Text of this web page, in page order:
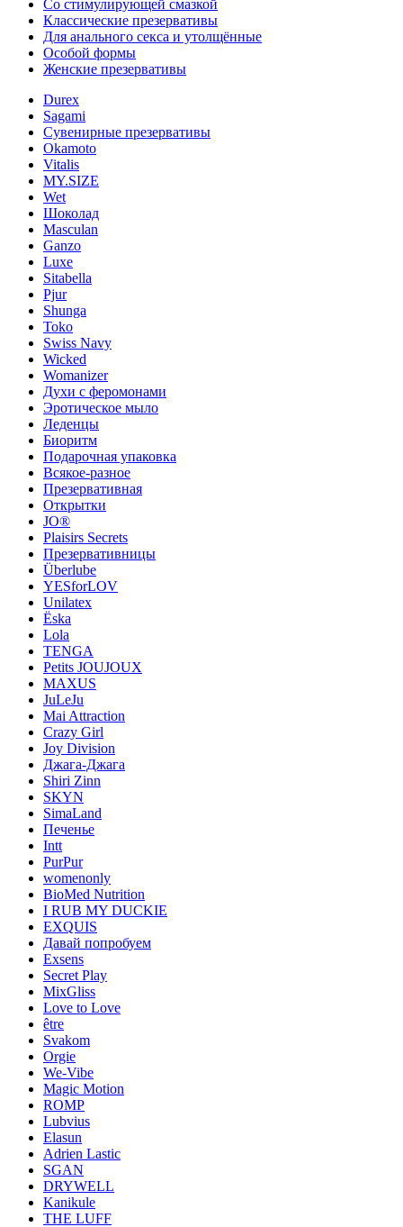
Со стимулирующей смазкой
Классические презервативы
Для анального секса и утолщённые
Особой формы
Женские презервативы
Durex
Sagami
Сувенирные презервативы
Okamoto
Vitalis
MY.SIZE
Wet
Шоколад
Masculan
Ganzo
Luxe
Sitabella
Pjur
Shunga
Toko
Swiss Navy
Wicked
Womanizer
Духи с феромонами
Эротическое мыло
Леденцы
Биоритм
Подарочная упаковка
Всякое-разное
Презервативная
Открытки
JO®
Plaisirs Secrets
Презервативницы
Überlube
YESforLOV
Unilatex
Ёska
Lola
TENGA
Petits JOUJOUX
MAXUS
JuLeJu
Mai Attraction
Crazy Girl
Joy Division
Джага-Джага
Shiri Zinn
SKYN
SimaLand
Печенье
Intt
PurPur
womenonly
BioMed Nutrition
I RUB MY DUCKIE
EXQUIS
Давай попробуем
Exsens
Secret Play
MixGliss
Love to Love
être
Svakom
Orgie
We-Vibe
Magic Motion
ROMP
Lubvius
Elasun
Adrien Lastic
SGAN
DRYWELL
Kanikule
THE LUFF